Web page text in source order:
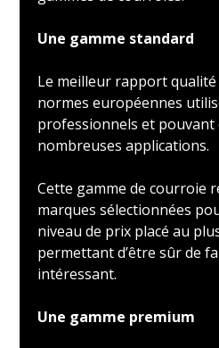
Une gamme standard
Le meilleur rapport
normes européennes
professionnels et pouvant
nombreuses applications.
Cette gamme de courroie
marques sélectionnées
niveau de prix placé au
permettant d’être sûr de
intéressant.
Une gamme premium